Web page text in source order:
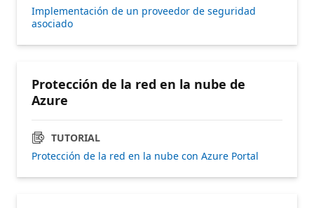
Implementación de un proveedor de seguridad
asociado
Protección de la red en la nube de
Azure
TUTORIAL
Protección de la red en la nube con Azure Portal